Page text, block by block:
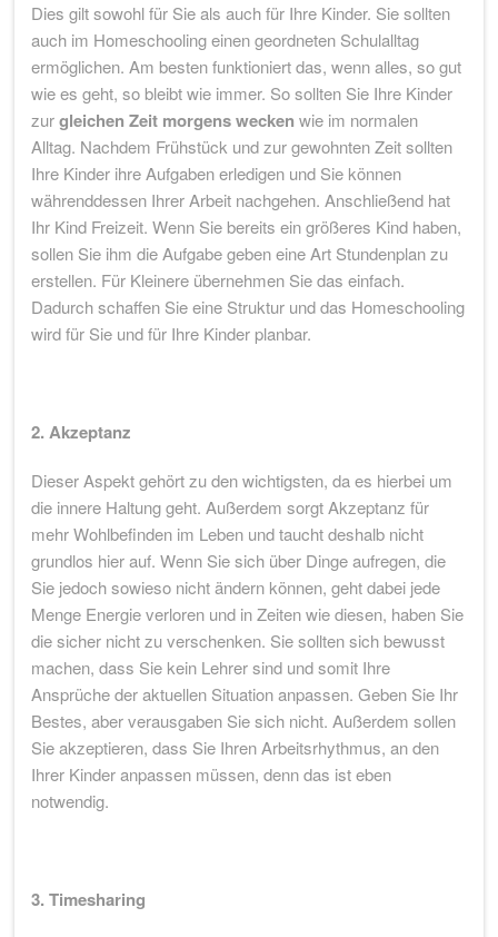
Dies gilt sowohl für Sie als auch für Ihre Kinder. Sie sollten
auch im Homeschooling einen geordneten Schulalltag
ermöglichen. Am besten funktioniert das, wenn alles, so gut
wie es geht, so bleibt wie immer. So sollten Sie Ihre Kinder
zurgleichen Zeit morgens wecken wie im normalen
Alltag. Nachdem Frühstück und zur gewohnten Zeit sollten
Ihre Kinder ihre Aufgaben erledigen und Sie können
währenddessen Ihrer Arbeit nachgehen. Anschließend hat
Ihr Kind Freizeit. Wenn Sie bereits ein größeres Kind haben,
sollen Sie ihm die Aufgabe geben eine Art Stundenplan zu
erstellen. Für Kleinere übernehmen Sie das einfach.
Dadurch schaffen Sie eine Struktur und das Homeschooling
wird für Sie und für Ihre Kinder planbar.
2. Akzeptanz
Dieser Aspekt gehört zu den wichtigsten, da es hierbei um
die innere Haltung geht. Außerdem sorgt Akzeptanz für
mehr Wohlbefinden im Leben und taucht deshalb nicht
grundlos hier auf. Wenn Sie sich über Dinge aufregen, die
Sie jedoch sowieso nicht ändern können, geht dabei jede
Menge Energie verloren und in Zeiten wie diesen, haben Sie
die sicher nicht zu verschenken. Sie sollten sich bewusst
machen, dass Sie kein Lehrer sind und somit Ihre
Ansprüche der aktuellen Situation anpassen. Geben Sie Ihr
Bestes, aber verausgaben Sie sich nicht. Außerdem sollen
Sie akzeptieren, dass Sie Ihren Arbeitsrhythmus, an den
Ihrer Kinder anpassen müssen, denn das ist eben
notwendig.
3. Timesharing